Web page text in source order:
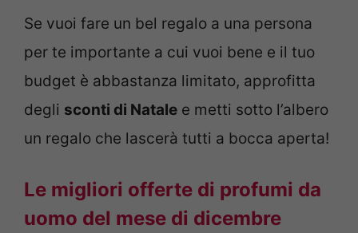
Se vuoi fare un bel regalo a una persona
per te importante a cui vuoi bene e il tuo
budget è abbastanza limitato, approfitta
degli sconti di Natale e metti sotto l’albero
un regalo che lascerà tutti a bocca aperta!
Le migliori offerte di profumi da
uomo del mese di dicembre